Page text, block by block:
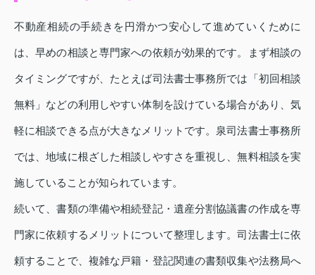
不動産相続の手続きを円滑かつ安心して進めていくために
は、早めの相談と専門家への依頼が効果的です。まず相談の
タイミングですが、たとえば司法書士事務所では「初回相談
無料」などの利用しやすい体制を設けている場合があり、気
軽に相談できる点が大きなメリットです。泉司法書士事務所
では、地域に根ざした相談しやすさを重視し、無料相談を実
施していることが知られています。
続いて、書類の準備や相続登記・遺産分割協議書の作成を専
門家に依頼するメリットについて整理します。司法書士に依
頼することで、複雑な戸籍・登記関連の書類収集や法務局へ